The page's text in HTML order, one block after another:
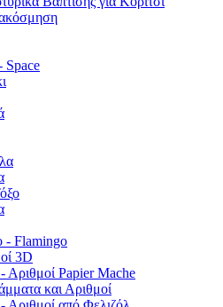
Space
- Flamingo
3D
Αριθμοί Papier Mache
και Αριθμοί